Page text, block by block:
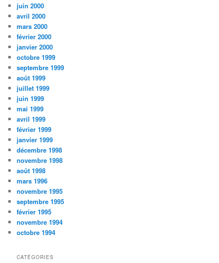
juin 2000
avril 2000
mars 2000
février 2000
janvier 2000
octobre 1999
septembre 1999
août 1999
juillet 1999
juin 1999
mai 1999
avril 1999
février 1999
janvier 1999
décembre 1998
novembre 1998
août 1998
mars 1996
novembre 1995
septembre 1995
février 1995
novembre 1994
octobre 1994
CATÉGORIES